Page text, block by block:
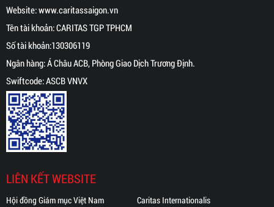
Website:www.caritassaigon.vn
Tên tài khoản: CARITAS TGP TPHCM
Số tài khoản:130306119
Ngân hàng: Á Châu ACB, Phòng Giao Dịch Trương Định.
Swiftcode: ASCB VNVX
LIÊN KẾT WEBSITE
Hội đồng Giám mục Việt Nam Caritas Internationalis